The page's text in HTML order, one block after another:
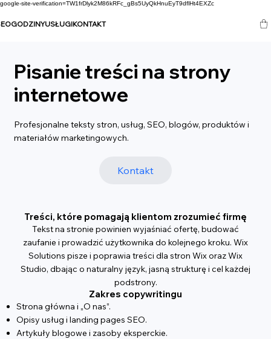
google-site-verification=TW1frDlyk2M86kRFc_gBs5UyQkHnuEyT9dflHt4EXZc
GODZINYUSŁUGIKONTAKT
Pisanie treści na strony
internetowe
Profesjonalne teksty stron, usług, SEO, blogów, produktów i
materiałów marketingowych.
Kontakt
Treści, które pomagają klientom zrozumieć firmę
Tekst na stronie powinien wyjaśniać ofertę, budować
zaufanie i prowadzić użytkownika do kolejnego kroku. Wix
Solutions pisze i poprawia treści dla stron Wix oraz Wix
Studio, dbając o naturalny język, jasną strukturę i cel każdej
podstrony.
Zakres copywritingu
Strona główna i „O nas”.
Opisy usług i landing pages SEO.
Artykuły blogowe i zasoby eksperckie.